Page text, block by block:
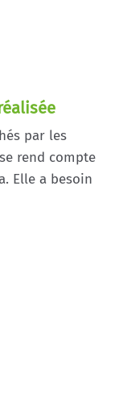
par les
rend compte
Elle a besoin